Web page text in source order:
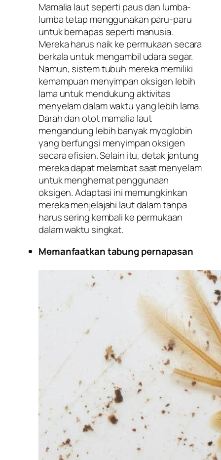
Mamalia laut seperti paus dan lumba-
lumba tetap menggunakan paru-paru
untuk bernapas seperti manusia.
Mereka harus naik ke permukaan secara
berkala untuk mengambil udara segar.
Namun, sistem tubuh mereka memiliki
kemampuan menyimpan oksigen lebih
lama untuk mendukung aktivitas
menyelam dalam waktu yang lebih lama.
Darah dan otot mamalia laut
mengandung lebih banyak myoglobin
yang berfungsi menyimpan oksigen
secara efisien. Selain itu, detak jantung
mereka dapat melambat saat menyelam
untuk menghemat penggunaan
oksigen. Adaptasi ini memungkinkan
mereka menjelajahi laut dalam tanpa
harus sering kembali ke permukaan
dalam waktu singkat.
Memanfaatkan tabung pernapasan